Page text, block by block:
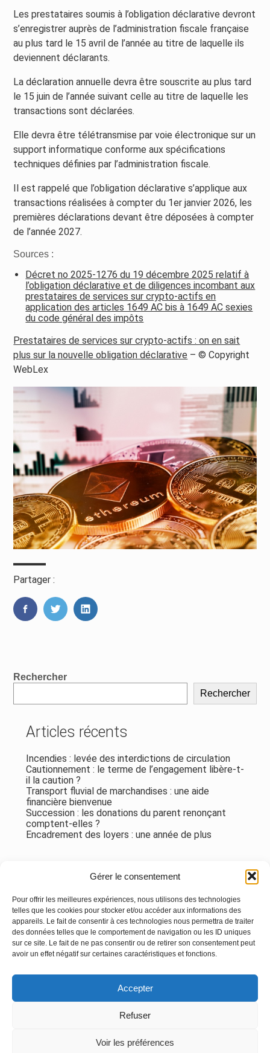
Gérer le consentement
Pour offrir les meilleures expériences, nous utilisons des technologies
telles que les cookies pour stocker et/ou accéder aux informations des
appareils. Le fait de consentir à ces technologies nous permettra de traiter
des données telles que le comportement de navigation ou les ID uniques
sur ce site. Le fait de ne pas consentir ou de retirer son consentement peut
avoir un effet négatif sur certaines caractéristiques et fonctions.
Accepter
Refuser
Voir les préférences
Les prestataires soumis à l’obligation déclarative devront
s’enregistrer auprès de l’administration fiscale française
au plus tard le 15 avril de l’année au titre de laquelle ils
deviennent déclarants.
La déclaration annuelle devra être souscrite au plus tard
le 15 juin de l’année suivant celle au titre de laquelle les
transactions sont déclarées.
Elle devra être télétransmise par voie électronique sur un
support informatique conforme aux spécifications
techniques définies par l’administration fiscale.
Il est rappelé que l’obligation déclarative s’applique aux
transactions réalisées à compter du 1er janvier 2026, les
premières déclarations devant être déposées à compter
de l’année 2027.
Sources :
Décret no 2025-1276 du 19 décembre 2025 relatif à
l’obligation déclarative et de diligences incombant aux
prestataires de services sur crypto-actifs en
application des articles 1649 AC bis à 1649 AC sexies
du code général des impôts
Prestataires de services sur crypto-actifs : on en sait
plus sur la nouvelle obligation déclarative – © Copyright
WebLex
Partager :
FaceBookTwitterLinkedIn
Blog
Rechercher
Rechercher
Articles récents
Incendies : levée des interdictions de circulation
Cautionnement : le terme de l’engagement libère-t-
il la caution ?
Transport fluvial de marchandises : une aide
financière bienvenue
Succession : les donations du parent renonçant
comptent-elles ?
Encadrement des loyers : une année de plus
Aucun commentaire à afficher.
Principale
Linkedin Instagram
MENTIONS LÉGALES